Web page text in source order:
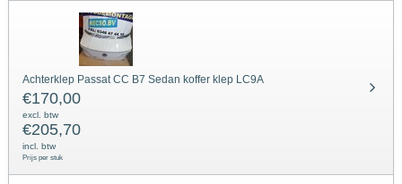
Achterklep Passat CC B7 Sedan koffer klep LC9A
€170,00
excl. btw
€205,70
incl. btw
Prijs per stuk